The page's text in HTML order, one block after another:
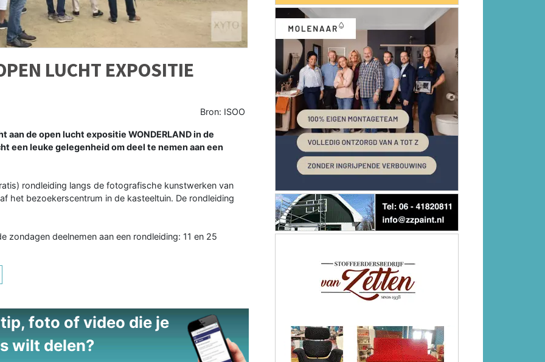
LUCHT EXPOSITIE
Bron: ISOO
aan de open lucht expositie WONDERLAND in de
een leuke gelegenheid om deel te nemen aan een
rondleiding langs de fotografische kunstwerken van
het bezoekerscentrum in de kasteeltuin. De rondleiding
zondagen deelnemen aan een rondleiding: 11 en 25
foto of video die je
wilt delen?